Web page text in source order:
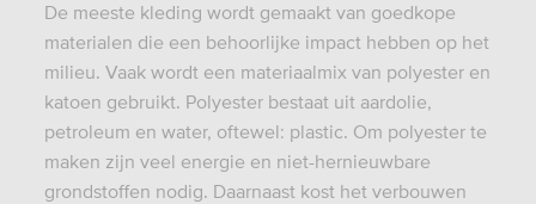
De meeste kleding wordt gemaakt van goedkope
materialen die een behoorlijke impact hebben op het
milieu. Vaak wordt een materiaalmix van polyester en
katoen gebruikt. Polyester bestaat uit aardolie,
petroleum en water, oftewel: plastic. Om polyester te
maken zijn veel energie en niet-hernieuwbare
grondstoffen nodig. Daarnaast kost het verbouwen